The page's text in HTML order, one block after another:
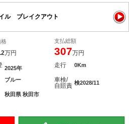
ル ブレイクアウト
格
.2万円
支払総額
307万円
2025年 走行 0Km
ブルー
車検/
自賠責 検2028/11
秋田県 秋田市